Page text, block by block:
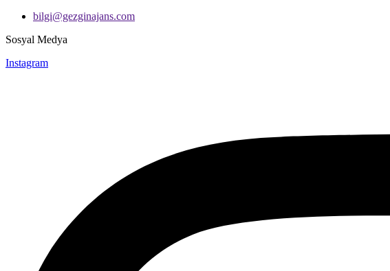
bilgi@gezginajans.com
Sosyal Medya
Instagram